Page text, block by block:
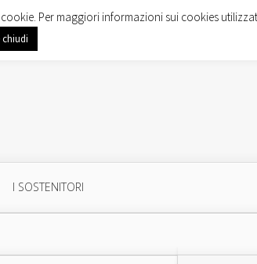
I SOSTENITORI
Per maggiori informazioni sui cookies
chiudi